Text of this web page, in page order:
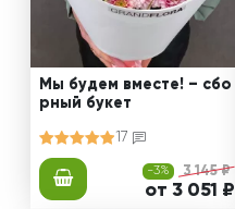
Мы будем вместе! – сбо
рный букет
17
-3% 3 145 ₽
от 3 051 ₽